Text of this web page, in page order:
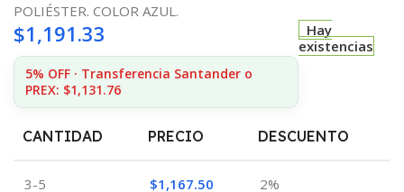
POLIÉSTER. COLOR AZUL.
$1,191.33
5% OFF · Transferencia Santander o
PREX: $1,131.76
Hay
existencias
CANTIDAD PRECIO DESCUENTO
3-5 $1,167.50 2%